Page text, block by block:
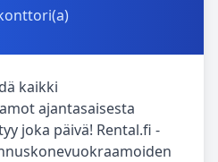
kaikki
ajantasaisesta
joka päivä! Rental.fi -